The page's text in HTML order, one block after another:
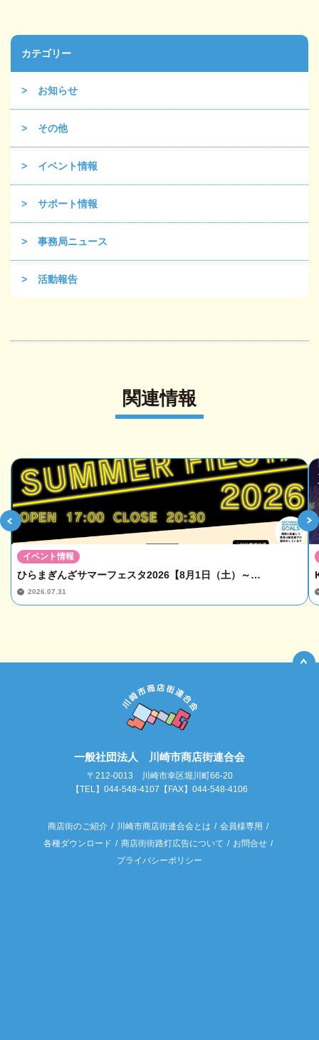
カテゴリー
お知らせ
その他
イベント情報
サポート情報
事務局ニュース
活動報告
関連情報
ひらまぎんざサマーフェスタ2026【8月1日（土）～…
2026.07.31
イベント情報
一般社団法人 川崎市商店街連合会
〒212-0013 川崎市幸区堀川町66-20
【TEL】044-548-4107【FAX】044-548-4106
商店街のご紹介 川崎市商店街連合会とは
会員様専用
各種ダウンロード
商店街街路灯広告について
お問合せ
プライバシーポリシー